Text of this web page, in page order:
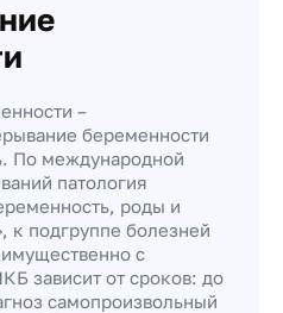
–
беременности
По международной
патология
роды и
к подгруппе болезней
с
зависит от сроков: до
самопроизвольный